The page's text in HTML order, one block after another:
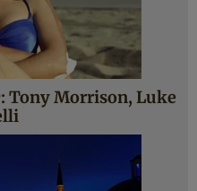
Tony Morrison, Luke